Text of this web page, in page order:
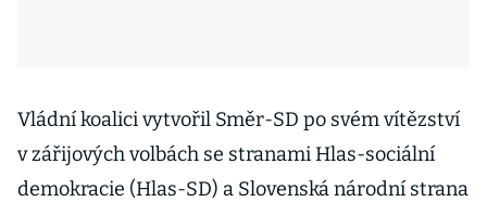
Vládní koalici vytvořil Směr-SD po svém vítězství
v zářijových volbách se stranami Hlas-sociální
demokracie (Hlas-SD) a Slovenská národní strana